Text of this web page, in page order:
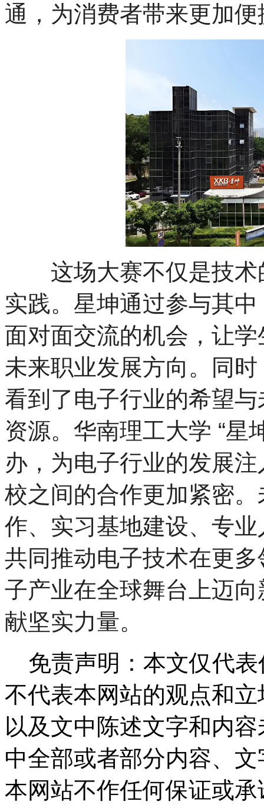
通，为消费者带来更加
这场大赛不仅是技术
实践。星坤通过参与其
面对面交流的机会，让
未来职业发展方向。同
看到了电子行业的希望
资源。华南理工大学 “星
办，为电子行业的发展
校之间的合作更加紧密
作、实习基地建设、专
共同推动电子技术在更
子产业在全球舞台上迈
献坚实力量。
免责声明：本文仅代表
不代表本网站的观点和
以及文中陈述文字和内
中全部或者部分内容、
本网站不作任何保证或